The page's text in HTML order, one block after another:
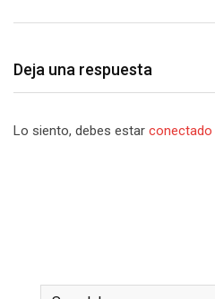
Deja una respuesta
Lo siento, debes estar conectado